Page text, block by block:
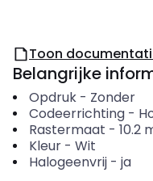
Toon
Belangrijke
Opdruk- Zonder
Codeerrichting-
Rastermaat - 10.2
Kleur- Wit
Halogeenvrij- ja